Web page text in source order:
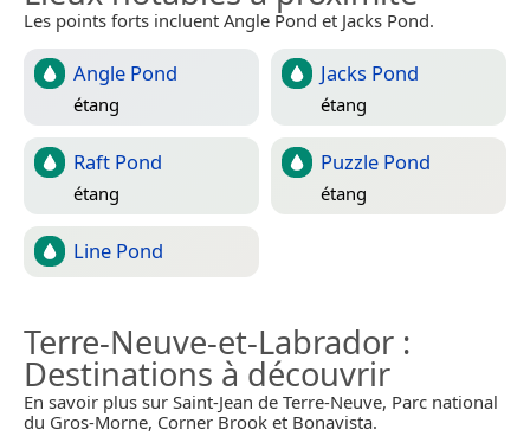
Les points forts incluent Angle Pond et Jacks Pond.
Angle Pond
étang
Jacks Pond
étang
Raft Pond
étang
Puzzle Pond
étang
Line Pond
Terre-Neuve-et-Labrador :
Destinations à découvrir
En savoir plus sur Saint-Jean de Terre-Neuve, Parc national
du Gros-Morne, Corner Brook et Bonavista.